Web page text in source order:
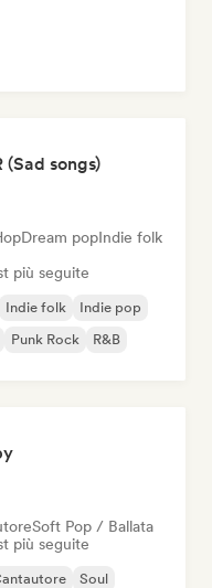
(Sad songs)
Dream popIndie folk
più seguite
Indie folk
Indie pop
Punk Rock R&B
Soft Pop / Ballata
più seguite
Soul